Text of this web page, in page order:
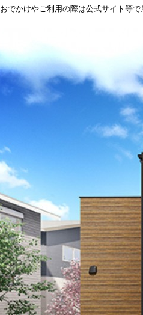
おでかけやご利用の際は公式サイト等で